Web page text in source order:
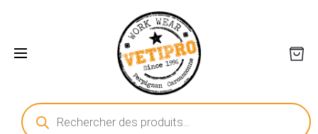
Recherche
de
produits